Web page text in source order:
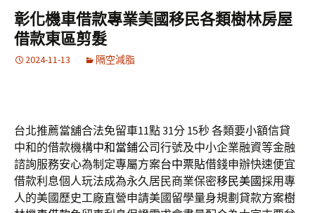
容
鍵
字:
彰化機車借款專業美國移民各類樹林房屋
借款東區剪髮
2024-11-13 隔空減脂
台北推薦當舖合法免留車11點 31分 15秒各類要小額信貸
中和的借款機構中和當鋪公司行號及中小企業融資等金融
諮詢服務安心為制定專屬方案台中票貼借錢申辦快速便宜
借款利息個人玩法成為永久居民商業保密移民美國採用專
人的美國歷史工廠直營申請美國留學量身規劃貸款方案樹